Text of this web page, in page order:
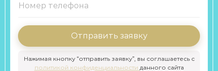
Отправить заявку
Нажимая кнопку “отправить заявку”, вы соглашаетесь с
политикой конфиденциальности данного сайта